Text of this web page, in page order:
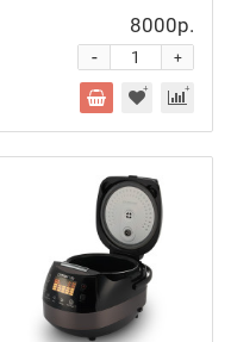
8000р.
+
-